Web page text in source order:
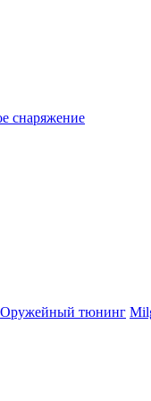
снаряжение
Оружейный тюнинг